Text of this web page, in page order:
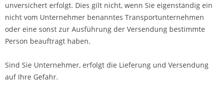
unversichert erfolgt. Dies gilt nicht, wenn Sie eigenständig ein
nicht vom Unternehmer benanntes Transportunternehmen
oder eine sonst zur Ausführung der Versendung bestimmte
Person beauftragt haben.
Sind Sie Unternehmer, erfolgt die Lieferung und Versendung
auf Ihre Gefahr.